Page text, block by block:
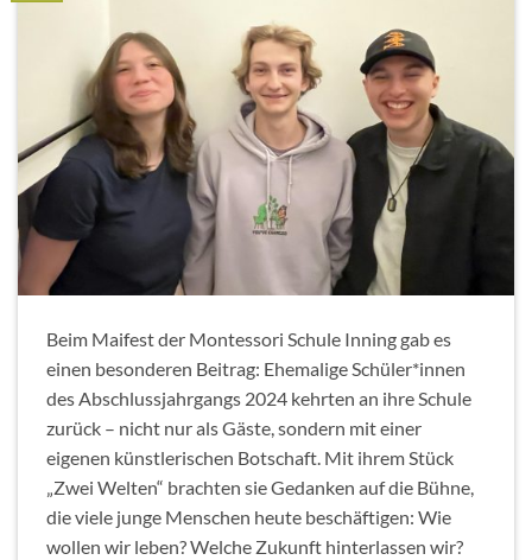
Beim Maifest der Montessori Schule Inning gab es
einen besonderen Beitrag: Ehemalige Schüler*innen
des Abschlussjahrgangs 2024 kehrten an ihre Schule
zurück – nicht nur als Gäste, sondern mit einer
eigenen künstlerischen Botschaft. Mit ihrem Stück
„Zwei Welten“ brachten sie Gedanken auf die Bühne,
die viele junge Menschen heute beschäftigen: Wie
wollen wir leben? Welche Zukunft hinterlassen wir?